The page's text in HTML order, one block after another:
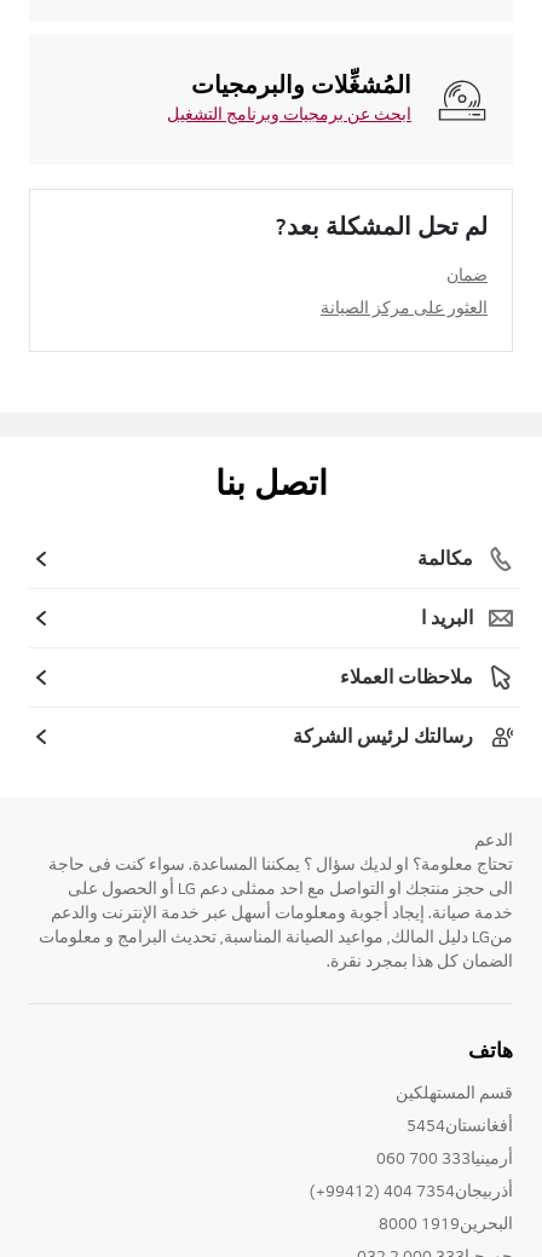
المُشغِّلات والبرمجيات
ابحث عن برمجيات وبرنامج التشغيل
لم تحل المشكلة بعد?
ضمان
العثور على مركز الصيانة
اتصل بنا
مكالمة
البريد ا
ملاحظات العملاء
رسالتك لرئيس الشركة
الدعم
تحتاج معلومة؟ او لديك سؤال ؟ يمكننا المساعدة. سواء كنت فى حاجة
الى حجز منتجك او التواصل مع احد ممثلى دعم LG أو الحصول على
خدمة صيانة. إيجاد أجوبة ومعلومات أسهل عبر خدمة الإنترنت والدعم
منLG دليل المالك, مواعيد الصيانة المناسبة, تحديث البرامج و معلومات
الضمان كل هذا بمجرد نقرة.
هاتف
قسم المستهلكين
أفغانستان5454
أرمينيا333 700 060
أذربيجان7354 404 (99412+)
البحرين1919 8000